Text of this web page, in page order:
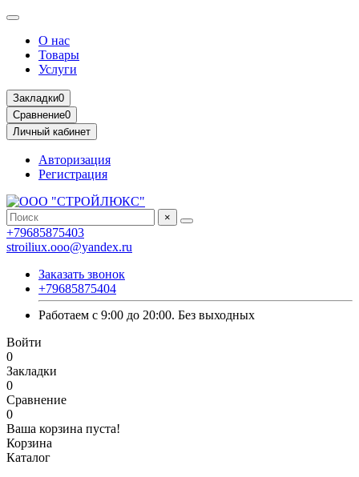
О нас
Товары
Услуги
Закладки0
Сравнение0
Личный кабинет
Авторизация
Регистрация
×
+79685875403
stroiliux.ooo@yandex.ru
Заказать звонок
+79685875404
Работаем с 9:00 до 20:00. Без выходных
Войти
0
Закладки
0
Сравнение
0
Ваша корзина пуста!
Корзина
Каталог